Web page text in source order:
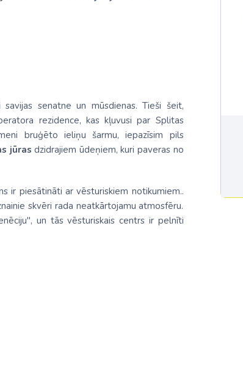
Singapūra
Šrilanka
Tadžikistāna
Uzbekistāna
Vjetnama
senatne un mūsdienas. Tieši šeit,
rezidence, kas kļuvusi par Splitas
bruģēto ieliņu šarmu, iepazīsim pils
jūras dzidrajiem ūdeņiem, kuri paveras no
ir piesātināti ar vēsturiskiem notikumiem..
skvēri rada neatkārtojamu atmosfēru.
un tās vēsturiskais centrs ir pelnīti